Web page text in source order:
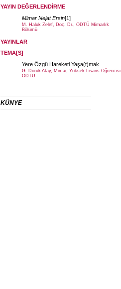
YAYIN DEĞERLENDİRME
Mimar Nejat Ersin[1]
M. Haluk Zelef, Doç. Dr., ODTÜ Mimarlık
Bölümü
YAYINLAR
TEMA[S]
Yere Özgü Hareketi Yaşa(t)mak
G. Doruk Atay, Mimar, Yüksek Lisans Öğrencisi,
ODTÜ
KÜNYE